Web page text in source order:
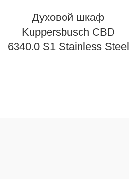
Духовой шкаф
Kuppersbusch CBD
6340.0 S1 Stainless Steel